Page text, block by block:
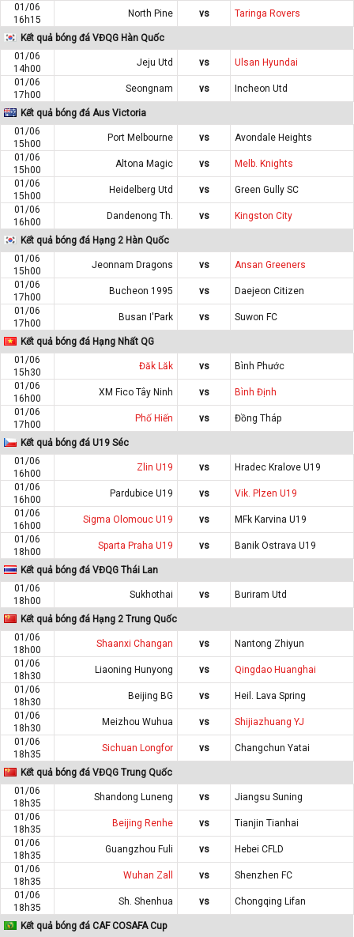
01/06
16h15
North Pine vs Taringa Rovers
Kết quả bóng đá VĐQG Hàn Quốc
01/06
14h00
Jeju Utd vs
Ulsan Hyundai
01/06
17h00
Seongnam vs Incheon Utd
Kết quả bóng đá Aus Victoria
01/06
15h00
Port Melbourne vs
Avondale Heights
01/06
15h00
Altona Magic vs
Melb. Knights
01/06
15h00
Heidelberg Utd vs
Green Gully SC
01/06
16h00
Dandenong Th. vs Kingston City
Kết quả bóng đá Hạng 2 Hàn Quốc
01/06
15h00
Jeonnam Dragons vs
Ansan Greeners
01/06
17h00
Bucheon 1995 vs
Daejeon Citizen
01/06
17h00
Busan I'Park vs Suwon FC
Kết quả bóng đá Hạng Nhất QG
01/06
15h30
Đăk Lăk vs
Bình Phước
01/06
16h00
XM Fico Tây Ninh vs
Bình Định
01/06
17h00
Phố Hiến vs Đồng Tháp
Kết quả bóng đá U19 Séc
01/06
16h00
Zlin U19 vs
Hradec Kralove U19
01/06
16h00
Pardubice U19 vs
Vik. Plzen U19
01/06
16h00
Sigma Olomouc U19 vs
MFk Karvina U19
01/06
18h00
Sparta Praha U19 vs Banik Ostrava U19
Kết quả bóng đá VĐQG Thái Lan
01/06
18h00
Sukhothai vs Buriram Utd
Kết quả bóng đá Hạng 2 Trung Quốc
01/06
18h00
Shaanxi Changan vs
Nantong Zhiyun
01/06
18h30
Liaoning Hunyong vs
Qingdao Huanghai
01/06
18h30
Beijing BG vs
Heil. Lava Spring
01/06
18h30
Meizhou Wuhua vs
Shijiazhuang YJ
01/06
18h35
Sichuan Longfor vs Changchun Yatai
Kết quả bóng đá VĐQG Trung Quốc
01/06
18h35
Shandong Luneng vs
Jiangsu Suning
01/06
18h35
Beijing Renhe vs
Tianjin Tianhai
01/06
18h35
Guangzhou Fuli vs
Hebei CFLD
01/06
18h35
Wuhan Zall vs
Shenzhen FC
01/06
18h35
Sh. Shenhua vs Chongqing Lifan
Kết quả bóng đá CAF COSAFA Cup